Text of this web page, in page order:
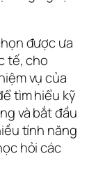
được ưa
tế, cho
vụ của
tìm hiểu kỹ
và bắt đầu
tính năng
hỏi các